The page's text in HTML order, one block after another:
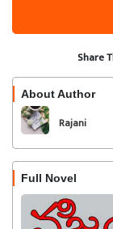
Share
About Author
Rajani
Full Novel